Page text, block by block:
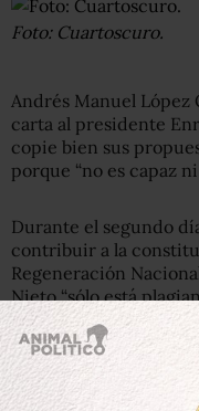
Foto: Cuartoscuro.
Andrés Manuel López
carta al presidente
copie bien sus
porque “no es capaz
Durante el segundo
contribuir a la
Regeneración
Nieto “sólo está
discurso, pero todo
signifique que las